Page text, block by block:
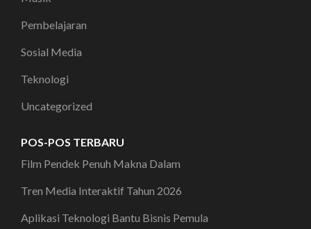
Pembelajaran
Sosial Media
Teknologi
Uncategorized
POS-POS TERBARU
Film Pendek Penuh Makna Dalam
Tren Media Interaktif Tahun 2026
Aplikasi Teknologi Bantu Bisnis Pemula